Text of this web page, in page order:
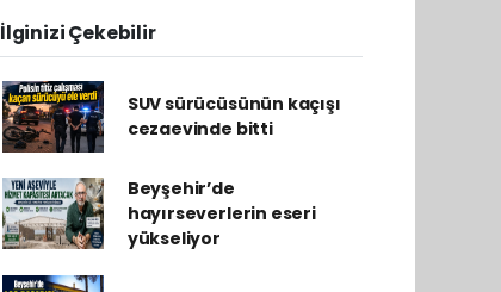
İlginizi Çekebilir
SUV sürücüsünün kaçışı
cezaevinde bitti
Beyşehir’de
hayırseverlerin eseri
yükseliyor